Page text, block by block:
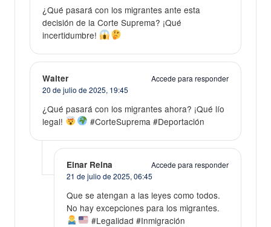
¿Qué pasará con los migrantes ante esta
decisión de la Corte Suprema? ¡Qué
incertidumbre!
Walter
Accede para responder
20 de julio de 2025, 19:45
¿Qué pasará con los migrantes ahora? ¡Qué lío
legal!
#CorteSuprema #Deportación
Einar Reina
Accede para responder
21 de julio de 2025, 06:45
Que se atengan a las leyes como todos.
No hay excepciones para los migrantes.
#Legalidad #Inmigración